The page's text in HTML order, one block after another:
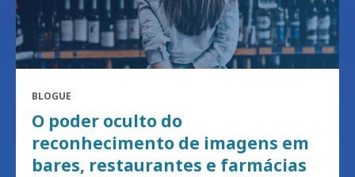
BLOGUE
O poder oculto do
reconhecimento de imagens em
bares, restaurantes e farmácias